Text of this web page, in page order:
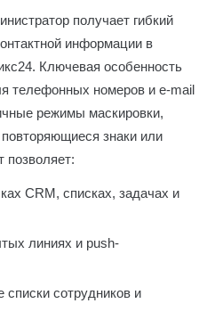
получает гибкий
информации в
Ключевая особенность
телефонных номеров и e-mail
режимы маскировки,
знаки или
CRM, списках, задачах и
линиях и push-
сотрудников и